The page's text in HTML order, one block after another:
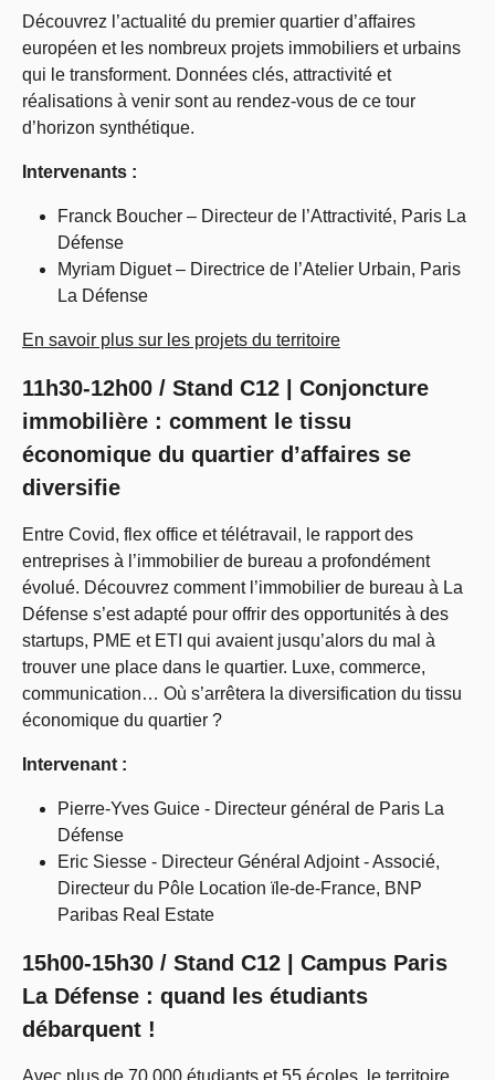
Découvrez l’actualité du premier quartier d’affaires
européen et les nombreux projets immobiliers et urbains
qui le transforment. Données clés, attractivité et
réalisations à venir sont au rendez-vous de ce tour
d’horizon synthétique.
Intervenants :
Franck Boucher – Directeur de l’Attractivité, Paris La
Défense
Myriam Diguet – Directrice de l’Atelier Urbain, Paris
La Défense
En savoir plus sur les projets du territoire
11h30-12h00 / Stand C12 | Conjoncture
immobilière : comment le tissu
économique du quartier d’affaires se
diversifie
Entre Covid, flex office et télétravail, le rapport des
entreprises à l’immobilier de bureau a profondément
évolué. Découvrez comment l’immobilier de bureau à La
Défense s’est adapté pour offrir des opportunités à des
startups, PME et ETI qui avaient jusqu’alors du mal à
trouver une place dans le quartier. Luxe, commerce,
communication… Où s’arrêtera la diversification du tissu
économique du quartier ?
Intervenant :
Pierre-Yves Guice - Directeur général de Paris La
Défense
Eric Siesse - Directeur Général Adjoint - Associé,
Directeur du Pôle Location ïle-de-France, BNP
Paribas Real Estate
15h00-15h30 / Stand C12 | Campus Paris
La Défense : quand les étudiants
débarquent !
Avec plus de 70 000 étudiants et 55 écoles, le territoire